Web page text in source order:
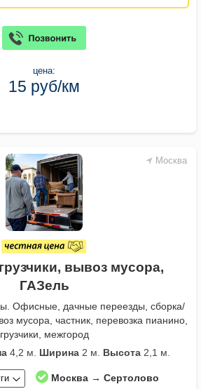
цена:
15 руб/км
Москва
вывоз мусора,
ГАЗель
Офисные, дачные переезды, сборка/
мусора, частник, перевозка пианино,
грузчики, межгород
4,2 м. Ширина 2 м. Высота 2,1 м.
Москва → Сертолово